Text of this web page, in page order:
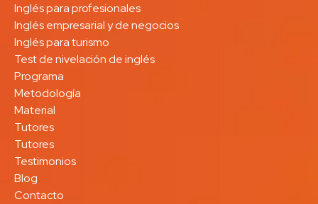
Inglés para profesionales
Inglés empresarial y de negocios
Inglés para turismo
Test de nivelación de inglés
Programa
Metodología
Material
Tutores
Tutores
Testimonios
Blog
Contacto